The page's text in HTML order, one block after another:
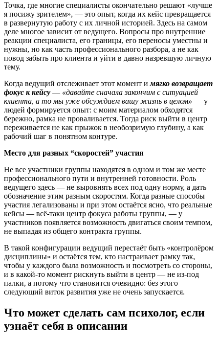
Точка, где многие специалисты окончательно решают «лучше
я посижу зрителем», — это опыт, когда их кейс превращается
в развернутую работу с их личной историей. Здесь на самом
деле многое зависит от ведущего. Вопросы про внутренние
реакции специалиста, его границы, его переносы уместны и
нужны, но как часть профессионального разбора, а не как
повод забыть про клиента и уйти в давно назревшую личную
тему.
Когда ведущий отслеживает этот момент имягко возвращает
фокус к кейсу — «давайте сначала закончим с ситуацией
клиента, а то мы уже обсуждаем вашу жизнь в целом» — у
людей формируется опыт: с моим материалом обходятся
бережно, рамка не проваливается. Тогда риск выйти в центр
переживается не как прыжок в необозримую глубину, а как
рабочий шаг в понятном контуре.
Место для разных “скоростей” участия
Не все участники группы находятся в одном и том же месте
профессионального пути и внутренней готовности. Роль
ведущего здесь — не выровнять всех под одну норму, а дать
обозначение этим разным скоростям. Когда разные способы
участия легализованы и при этом остаётся ясно, что реальные
кейсы — всё-таки центр фокуса работы группы, — у
участников появляется возможность двигаться своим темпом,
не выпадая из общего контракта группы.
В такой конфигурации ведущий перестаёт быть «контролёром
дисциплины» и остаётся тем, кто настраивает рамку так,
чтобы у каждого была возможность и посмотреть со стороны,
и в какой-то момент рискнуть выйти в центр — не из-под
палки, а потому что становится очевидно: без этого
следующий виток развития уже не очень запускается.
Что может сделать сам психолог, если
узнаёт себя в описании